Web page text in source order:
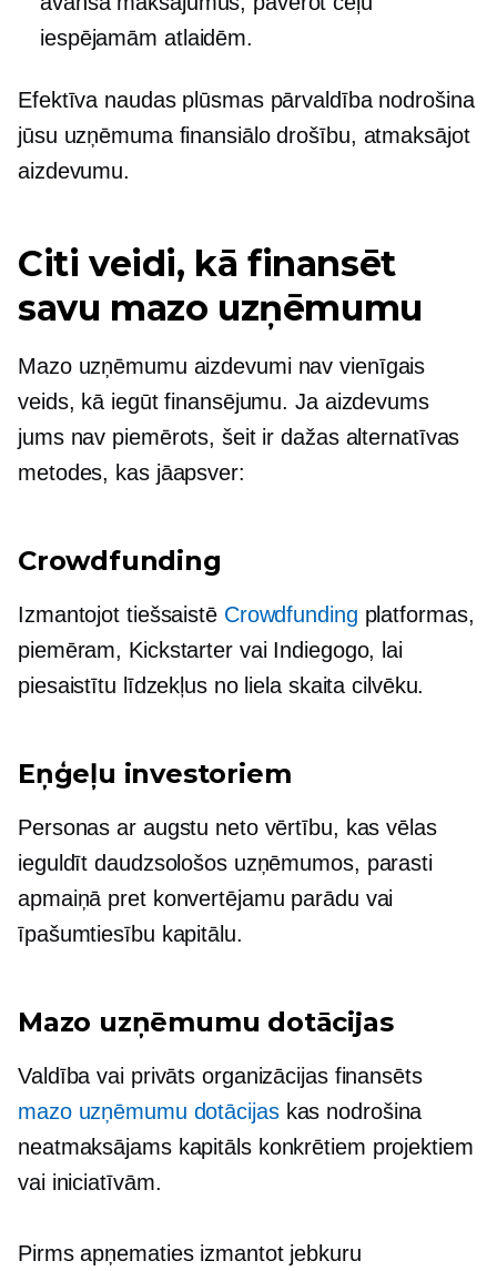
iespējamām atlaidēm.
Efektīva naudas plūsmas pārvaldība nodrošina
jūsu uzņēmuma finansiālo drošību, atmaksājot
aizdevumu.
Citi veidi, kā finansēt
savu mazo uzņēmumu
Mazo uzņēmumu aizdevumi nav vienīgais
veids, kā iegūt finansējumu. Ja aizdevums
jums nav piemērots, šeit ir dažas alternatīvas
metodes, kas jāapsver:
Crowdfunding
Izmantojot tiešsaistē Crowdfunding platformas,
piemēram, Kickstarter vai Indiegogo, lai
piesaistītu līdzekļus no liela skaita cilvēku.
Eņģeļu investoriem
Personas ar augstu neto vērtību, kas vēlas
ieguldīt daudzsološos uzņēmumos, parasti
apmaiņā pret konvertējamu parādu vai
īpašumtiesību kapitālu.
Mazo uzņēmumu dotācijas
Valdība vai privāts organizācijas finansēts
mazo uzņēmumu dotācijaskas nodrošina
neatmaksājamskapitāls konkrētiem projektiem
vai iniciatīvām.
Pirms apņematies izmantot jebkuru